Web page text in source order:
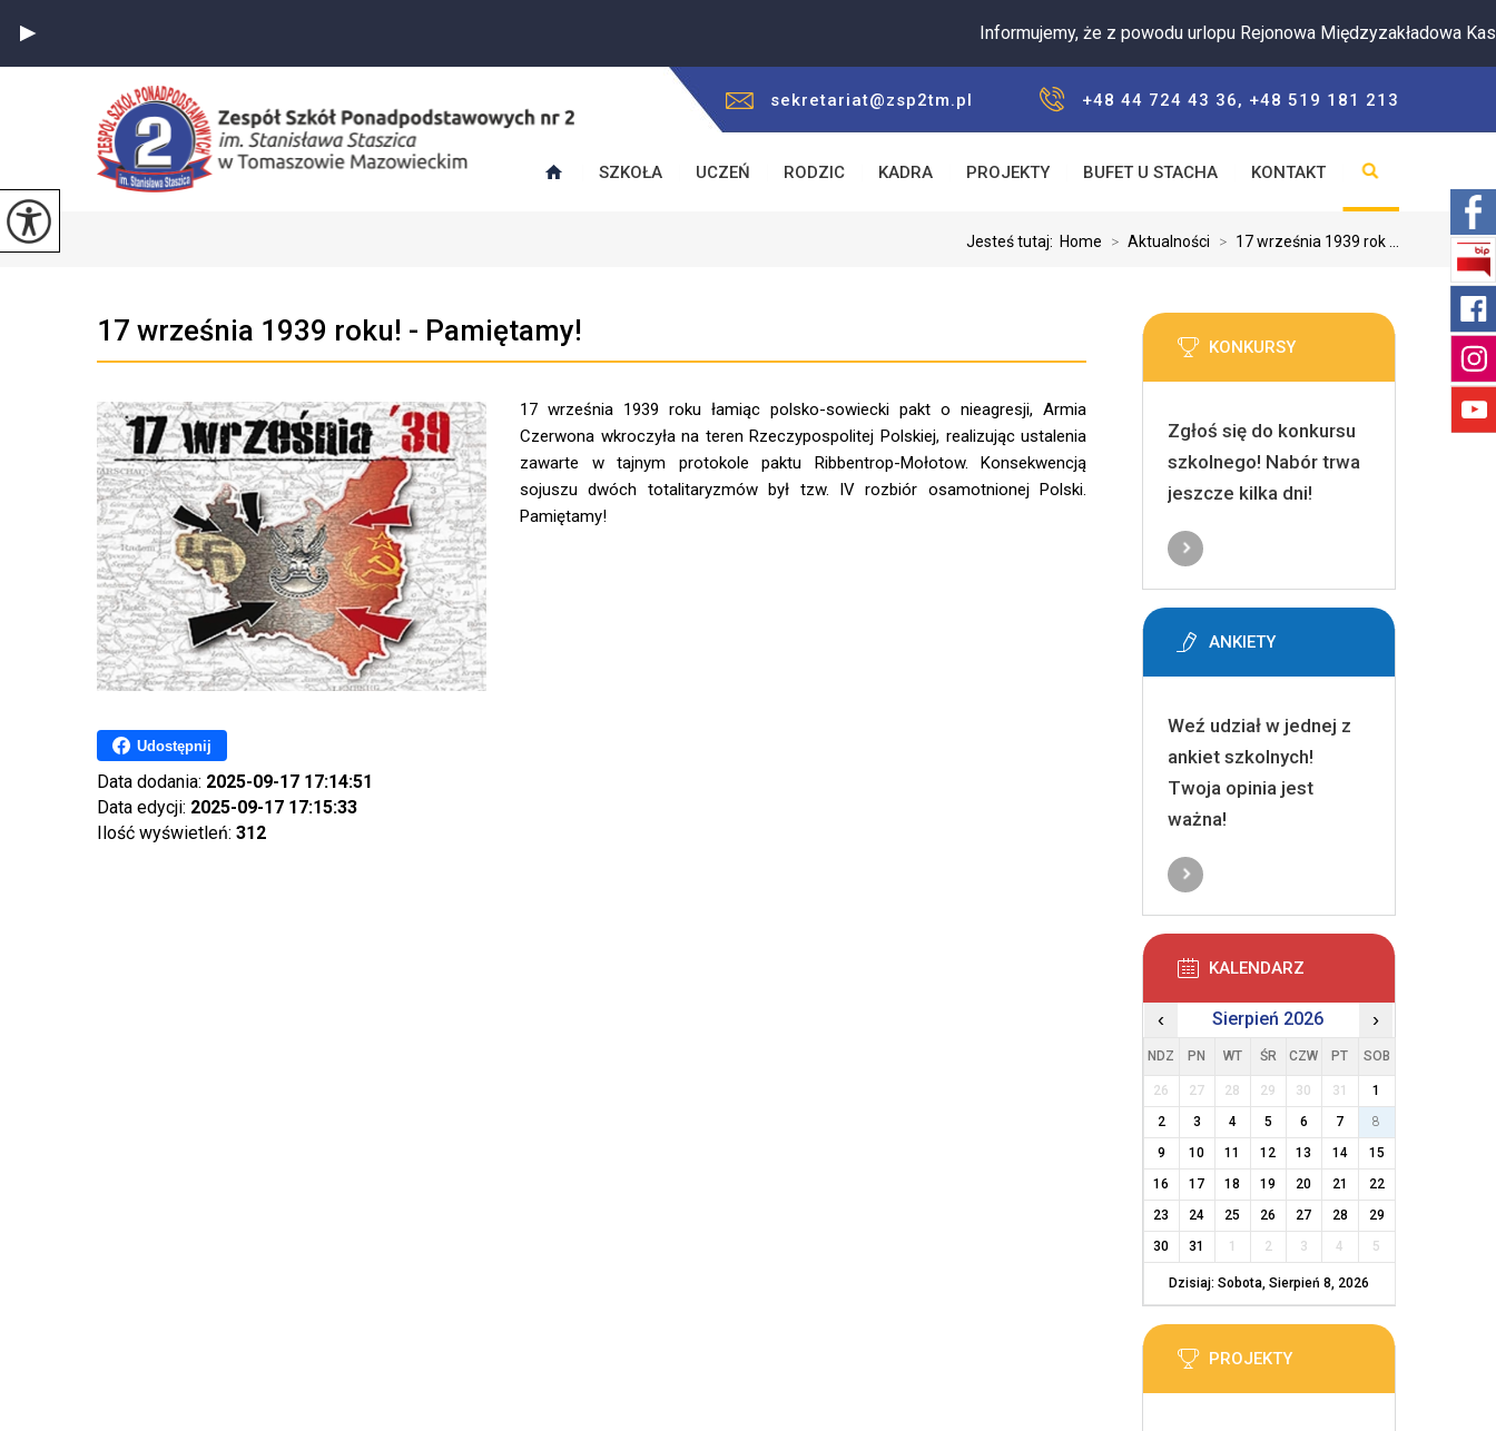
Informujemy, że z powodu urlopu Rejonowa Międzyzakładowa Kasa
sekretariat@zsp2tm.pl +48 44 724 43 36, +48 519 181 213
SZKOŁA UCZEŃ RODZIC KADRA PROJEKTY BUFET U STACHA KONTAKT
Jesteś tutaj: Home > Aktualności > 17 września 1939 rok ...
17 września 1939 roku! - Pamiętamy!
17 września 1939 roku łamiąc polsko-sowiecki pakt o nieagresji, Armia
Czerwona wkroczyła na teren Rzeczypospolitej Polskiej, realizując ustalenia
zawarte w tajnym protokole paktu Ribbentrop-Mołotow. Konsekwencją
sojuszu dwóch totalitaryzmów był tzw. IV rozbiór osamotnionej Polski.
Pamiętamy!
Udostępnij
Data dodania: 2025-09-17 17:14:51
Data edycji: 2025-09-17 17:15:33
Ilość wyświetleń: 312
KONKURSY
Zgłoś się do konkursu
szkolnego! Nabór trwa
jeszcze kilka dni!
ANKIETY
Weź udział w jednej z
ankiet szkolnych!
Twoja opinia jest
ważna!
KALENDARZ
‹ Sierpień 2026 ›
NDZ PN WT ŚR CZW PT SOB
26 27 28 29 30 31
1
2
3 4 5 6 7
8
9
10 11 12 13 14
15
16
17 18 19 20 21
22
23
24 25 26 27 28
29
30
31 1 2 3 4 5
Dzisiaj: Sobota, Sierpień 8, 2026
PROJEKTY